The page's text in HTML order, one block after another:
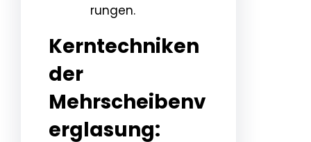
rungen.
Kerntechniken
der
Mehrscheibenv
erglasung: